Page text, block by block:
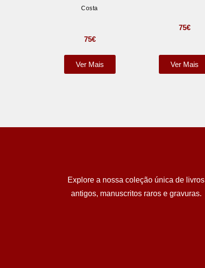
Costa
75€
Ver Mais
75€
Ver Mais
Explore a nossa coleção única de livros
antigos, manuscritos raros e gravuras.